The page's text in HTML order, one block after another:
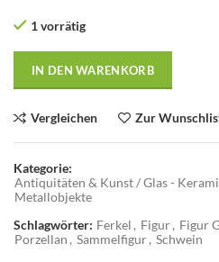
1 vorrätig
IN DEN WARENKORB
Vergleichen Zur
Kategorie:
Antiquitäten & Kunst / Glas -
Metallobjekte
Schlagwörter: Ferkel , Figur, Figur
Porzellan , Sammelfigur, Schwein